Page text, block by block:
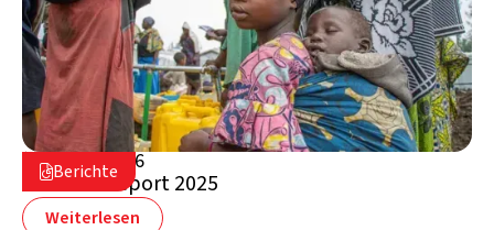
Berichte
24. Juni 2026
Financial report 2025
Weiterlesen